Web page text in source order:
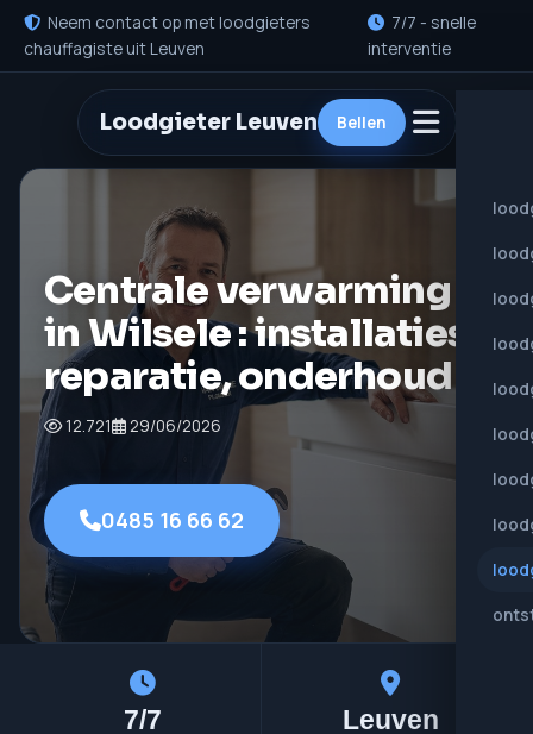
Neem contact op met loodgieters
chauffagiste uit Leuven
7/7 - snelle
interventie
Loodgieter Leuven Bellen
Centrale verwarming
in Wilsele : installaties,
reparatie, onderhoud
12.721 29/06/2026
0485 16 66 62
7/7 Leuven